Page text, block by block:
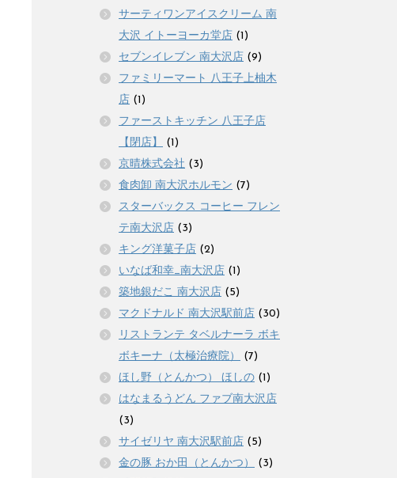
サーティワンアイスクリーム 南
大沢 イトーヨーカ堂店 (1)
セブンイレブン 南大沢店 (9)
ファミリーマート 八王子上柚木
店 (1)
ファーストキッチン 八王子店
【閉店】
(1)
京晴株式会社 (3)
食肉卸 南大沢ホルモン (7)
スターバックス コーヒー フレン
テ南大沢店 (3)
キング洋菓子店 (2)
いなば和幸_南大沢店 (1)
築地銀だこ 南大沢店 (5)
マクドナルド 南大沢駅前店 (30)
リストランテ タベルナーラ ボキ
ボキーナ（太極治療院）
(7)
ほし野（とんかつ） ほしの (1)
はなまるうどん ファブ南大沢店
(3)
サイゼリヤ 南大沢駅前店 (5)
金の豚 おか田（とんかつ）
(3)